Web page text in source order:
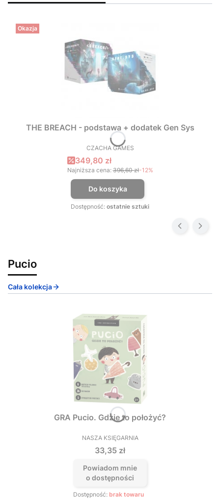
Okazja
THE BREACH - podstawa + dodatek Gen Sys
PRODUCENT
CZACHA GAMES
Cena promocyjna
349,80 zł
Najniższa cena: 396,60 zł-12%
Do koszyka
Dostępność: ostatnie sztuki
Pucio
Cała kolekcja
GRA Pucio. Gdzie to położyć?
PRODUCENT
NASZA KSIĘGARNIA
Cena
33,35 zł
Powiadom mnie
o dostępności
Dostępność: brak towaru